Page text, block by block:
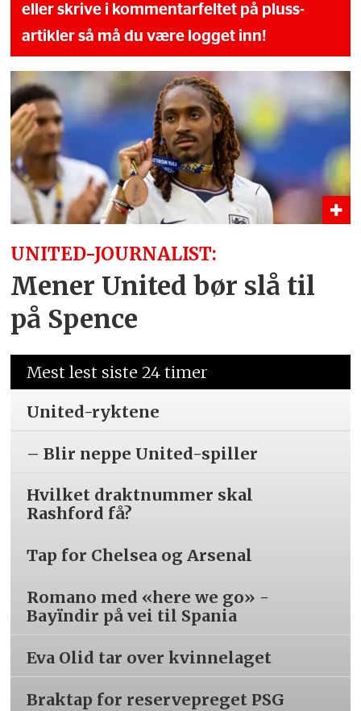
eller skrive i kommentarfeltet på pluss-
artikler så må du være logget inn!
UNITED-JOURNALIST:
Mener United bør slå til
på Spence
Mest lest siste 24 timer
United-ryktene
– Blir neppe United-spiller
Hvilket draktnummer skal
Rashford få?
Tap for Chelsea og Arsenal
Romano med «here we go» -
Bayïndir på vei til Spania
Eva Olid tar over kvinnelaget
Braktap for reservepreget PSG